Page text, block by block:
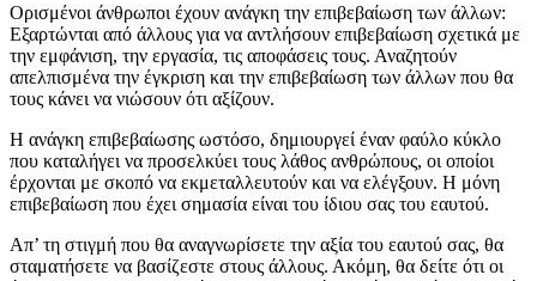
Ορισμένοι άνθρωποι έχουν ανάγκη την επιβεβαίωση των άλλων:
Εξαρτώνται από άλλους για να αντλήσουν επιβεβαίωση σχετικά με
την εμφάνιση, την εργασία, τις αποφάσεις τους. Αναζητούν
απελπισμένα την έγκριση και την επιβεβαίωση των άλλων που θα
τους κάνει να νιώσουν ότι αξίζουν.
Η ανάγκη επιβεβαίωσης ωστόσο, δημιουργεί έναν φαύλο κύκλο
που καταλήγει να προσελκύει τους λάθος ανθρώπους, οι οποίοι
έρχονται με σκοπό να εκμεταλλευτούν και να ελέγξουν. Η μόνη
επιβεβαίωση που έχει σημασία είναι του ίδιου σας του εαυτού.
Απ’ τη στιγμή που θα αναγνωρίσετε την αξία του εαυτού σας, θα
σταματήσετε να βασίζεστε στους άλλους. Ακόμη, θα δείτε ότι οι